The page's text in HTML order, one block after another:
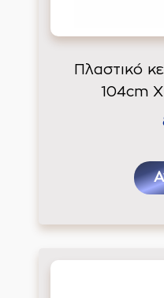
Πλαστικό
104cm